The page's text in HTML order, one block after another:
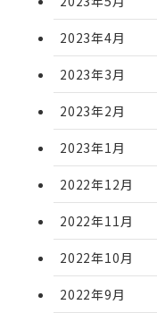
2023年4月
2023年3月
2023年2月
2023年1月
2022年12月
2022年11月
2022年10月
2022年9月